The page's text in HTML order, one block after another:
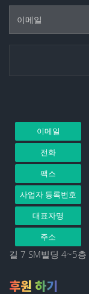
이메일
전화
팩스
사업자 등록번호
대표자명
주소
길 7 SM빌딩 4~5층
후원 하기